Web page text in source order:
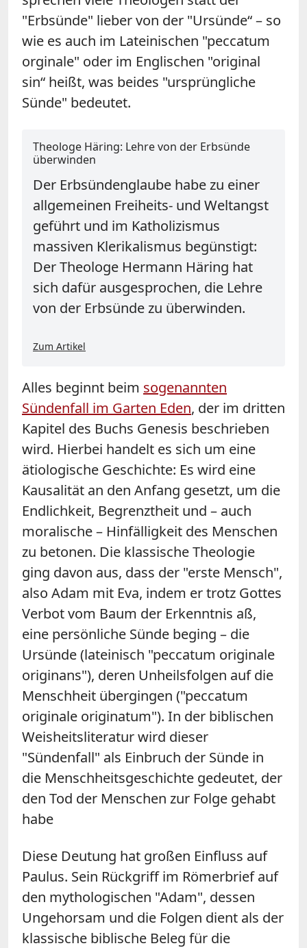
"Erbsünde" lieber von der "Ursünde“ – so
wie es auch im Lateinischen "peccatum
orginale" oder im Englischen "original
sin“ heißt, was beides "ursprüngliche
Sünde" bedeutet.
Theologe Häring: Lehre von der Erbsünde
überwinden
Der Erbsündenglaube habe zu einer
allgemeinen Freiheits- und Weltangst
geführt und im Katholizismus
massiven Klerikalismus begünstigt:
Der Theologe Hermann Häring hat
sich dafür ausgesprochen, die Lehre
von der Erbsünde zu überwinden.
Zum Artikel
Alles beginnt beim sogenannten
Sündenfall im Garten Eden, der im dritten
Kapitel des Buchs Genesis beschrieben
wird. Hierbei handelt es sich um eine
ätiologische Geschichte: Es wird eine
Kausalität an den Anfang gesetzt, um die
Endlichkeit, Begrenztheit und – auch
moralische – Hinfälligkeit des Menschen
zu betonen. Die klassische Theologie
ging davon aus, dass der "erste Mensch",
also Adam mit Eva, indem er trotz Gottes
Verbot vom Baum der Erkenntnis aß,
eine persönliche Sünde beging – die
Ursünde (lateinisch "peccatum originale
originans"), deren Unheilsfolgen auf die
Menschheit übergingen ("peccatum
originale originatum"). In der biblischen
Weisheitsliteratur wird dieser
"Sündenfall" als Einbruch der Sünde in
die Menschheitsgeschichte gedeutet, der
den Tod der Menschen zur Folge gehabt
habe
Diese Deutung hat großen Einfluss auf
Paulus. Sein Rückgriff im Römerbrief auf
den mythologischen "Adam", dessen
Ungehorsam und die Folgen dient als der
klassische biblische Beleg für die